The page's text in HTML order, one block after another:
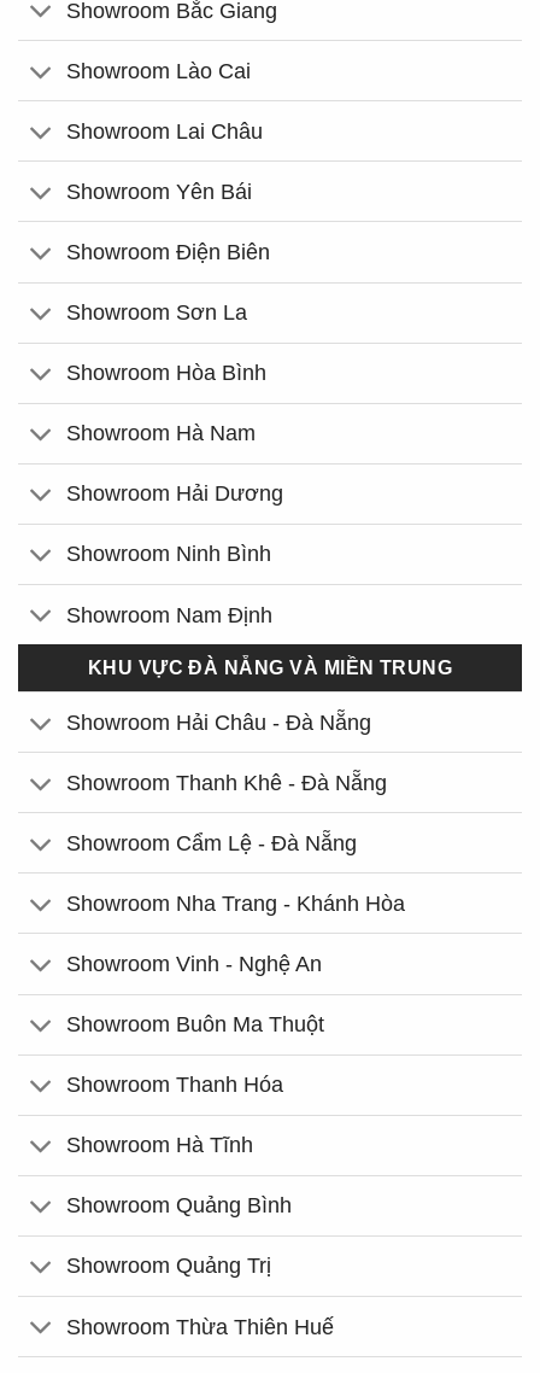
Showroom Bắc Giang
Showroom Lào Cai
Showroom Lai Châu
Showroom Yên Bái
Showroom Điện Biên
Showroom Sơn La
Showroom Hòa Bình
Showroom Hà Nam
Showroom Hải Dương
Showroom Ninh Bình
Showroom Nam Định
KHU VỰC ĐÀ NẴNG VÀ MIỀN TRUNG
Showroom Hải Châu - Đà Nẵng
Showroom Thanh Khê - Đà Nẵng
Showroom Cẩm Lệ - Đà Nẵng
Showroom Nha Trang - Khánh Hòa
Showroom Vinh - Nghệ An
Showroom Buôn Ma Thuột
Showroom Thanh Hóa
Showroom Hà Tĩnh
Showroom Quảng Bình
Showroom Quảng Trị
Showroom Thừa Thiên Huế